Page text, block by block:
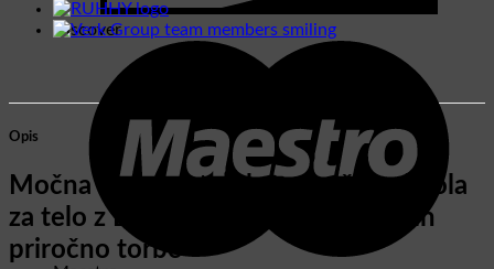
Discover
Opis
Močna akumulatorska masažna pištola
za telo z LCD zaslonom, 6 glavami in
priročno torbo